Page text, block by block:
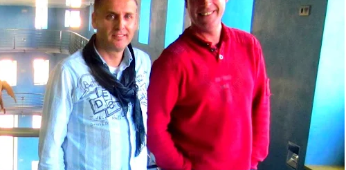
patrocinador
Centro de Danza
GEMA PIZARRO
#comercio
Centro comercial
AROUSA